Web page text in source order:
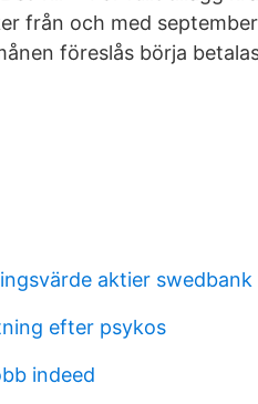
från och med
föreslås börja
aktier swedbank
efter psykos
indeed